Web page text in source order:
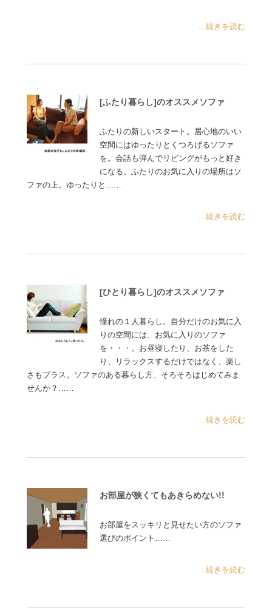
...続きを読む
[ふたり暮らし]のオススメソファ
ふたりの新しいスタート。居心地のいい
空間にはゆったりとくつろげるソファ
を。会話も弾んでリビングがもっと好き
になる。ふたりのお気に入りの場所はソ
ファの上。ゆったりと……
...続きを読む
[ひとり暮らし]のオススメソファ
憧れの１人暮らし。自分だけのお気に入
りの空間には、お気に入りのソファ
を・・・。お昼寝したり、お茶をした
り、リラックスするだけではなく、楽し
さもプラス。ソファのある暮らし方、そろそろはじめてみま
せんか？……
...続きを読む
お部屋が狭くてもあきらめない!!
お部屋をスッキリと見せたい方のソファ
選びのポイント……
...続きを読む